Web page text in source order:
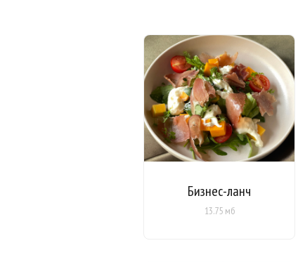
Бизнес-ланч
13.75 мб